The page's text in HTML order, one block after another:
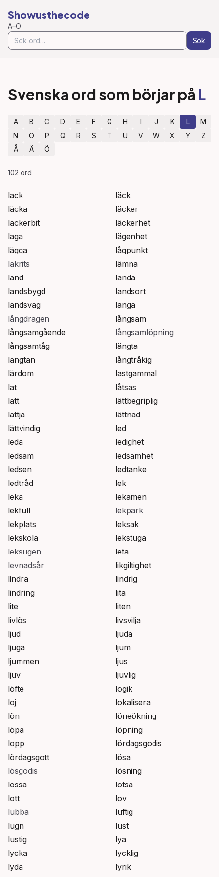
Showusthecode
A–Ö
Sök
Svenska ord som börjar på L
A B C D E F G H I J K L
M
N
O P Q R S T U V W X Y
Z
Å
Ä Ö
102 ord
lack
läck
läcka
läcker
läckerbit
läckerhet
laga
lägenhet
lägga
lågpunkt
lakrits
lämna
land
landa
landsbygd
landsort
landsväg
langa
långdragen
långsam
långsamgående
långsamlöpning
långsamtåg
längta
längtan
långtråkig
lärdom
lastgammal
lat
låtsas
lätt
lättbegriplig
lattja
lättnad
lättvindig
led
leda
ledighet
ledsam
ledsamhet
ledsen
ledtanke
ledtråd
lek
leka
lekamen
lekfull
lekpark
lekplats
leksak
lekskola
lekstuga
leksugen
leta
levnadsår
likgiltighet
lindra
lindrig
lindring
lita
lite
liten
livlös
livsvilja
ljud
ljuda
ljuga
ljum
ljummen
ljus
ljuv
ljuvlig
löfte
logik
loj
lokalisera
lön
löneökning
löpa
löpning
lopp
lördagsgodis
lördagsgott
lösa
lösgodis
lösning
lossa
lotsa
lott
lov
lubba
luftig
lugn
lust
lustig
lya
lycka
lycklig
lyda
lyrik